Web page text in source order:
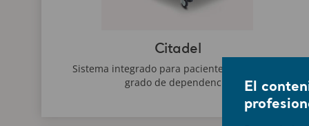
Citadel
Sistema integrado para pacientes con un alto
grado de dependencia
El